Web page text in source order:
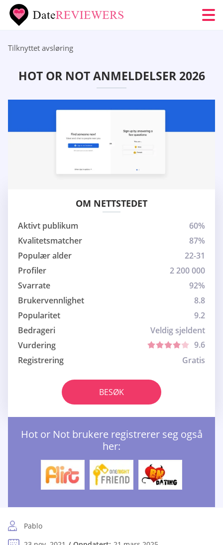
Tilknyttet avsløring
HOT OR NOT ANMELDELSER 2026
OM NETTSTEDET
Aktivt publikum
60%
Kvalitetsmatcher
87%
Populær alder
22-31
Profiler
2 200 000
Svarrate
92%
Brukervennlighet
8.8
Popularitet
9.2
Bedrageri
Veldig sjeldent
Vurdering
9.6
Registrering
Gratis
BESØK
Hot or Not brukere registrerer seg også
her:
Pablo